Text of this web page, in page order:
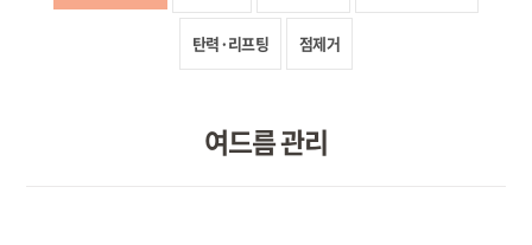
탄력·리프팅 점제거
여드름 관리